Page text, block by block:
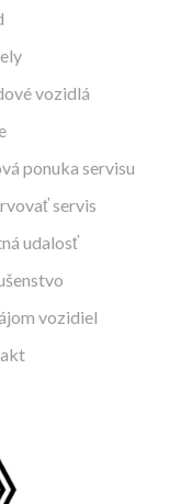
konfiguráciu
vozidlá
ponuka servisu
servis
udalosť
vozidiel